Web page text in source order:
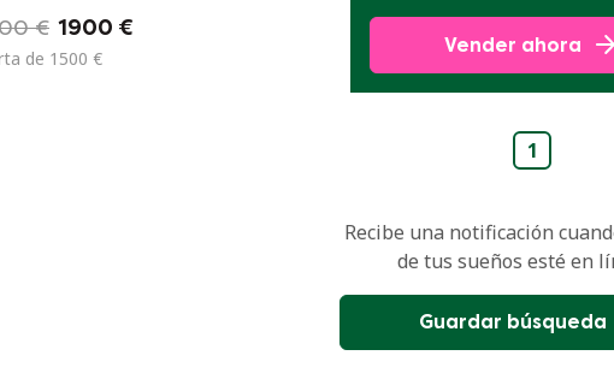
€ 1900 €
de 1500 €
Vender ahora
1
Recibe una notificación
de tus sueños esté en
Guardar búsqueda